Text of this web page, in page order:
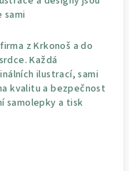
sami
z Krkonoš a do
Každá
ilustrací, sami
kvalitu a bezpečnost
samolepky a tisk